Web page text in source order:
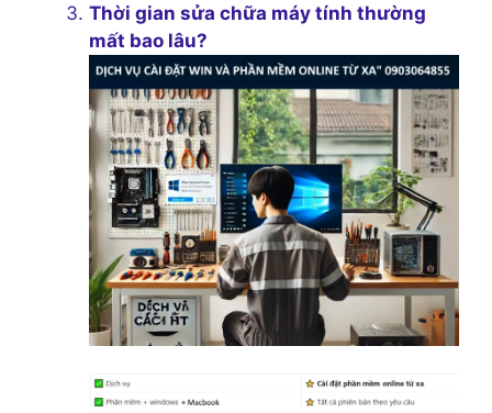
Thời gian sửa chữa máy tính thường
mất bao lâu?